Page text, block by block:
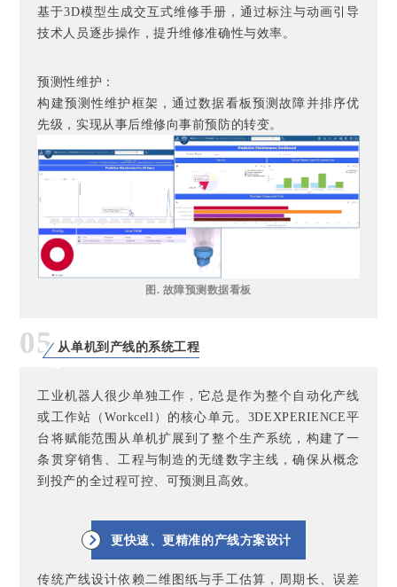
基于3D模型生成交互式维修手册，通过标注与动画引导
技术人员逐步操作，提升维修准确性与效率。
预测性维护：
构建预测性维护框架，通过数据看板预测故障并排序优
先级，实现从事后维修向事前预防的转变。
图. 故障预测数据看板
05 从单机到产线的系统工程
工业机器人很少单独工作，它总是作为整个自动化产线
或工作站（Workcell）的核心单元。3DEXPERIENCE平
台将赋能范围从单机扩展到了整个生产系统，构建了一
条贯穿销售、工程与制造的无缝数字主线，确保从概念
到投产的全过程可控、可预测且高效。
更快速、更精准的产线方案设计
传统产线设计依赖二维图纸与手工估算，周期长、误差